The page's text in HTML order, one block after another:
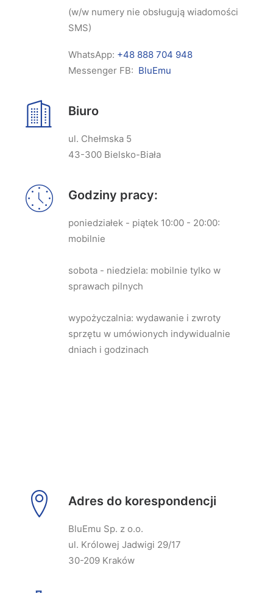
(w/w numery nie obsługują wiadomości
SMS)
WhatsApp: +48 888 704 948
Messenger FB: BluEmu
Biuro
ul. Chełmska 5
43-300 Bielsko-Biała
Godziny pracy:
poniedziałek - piątek 10:00 - 20:00:
mobilnie
sobota - niedziela: mobilnie tylko w
sprawach pilnych
wypożyczalnia: wydawanie i zwroty
sprzętu w umówionych indywidualnie
dniach i godzinach
Adres do korespondencji
BluEmu Sp. z o.o.
ul. Królowej Jadwigi 29/17
30-209 Kraków